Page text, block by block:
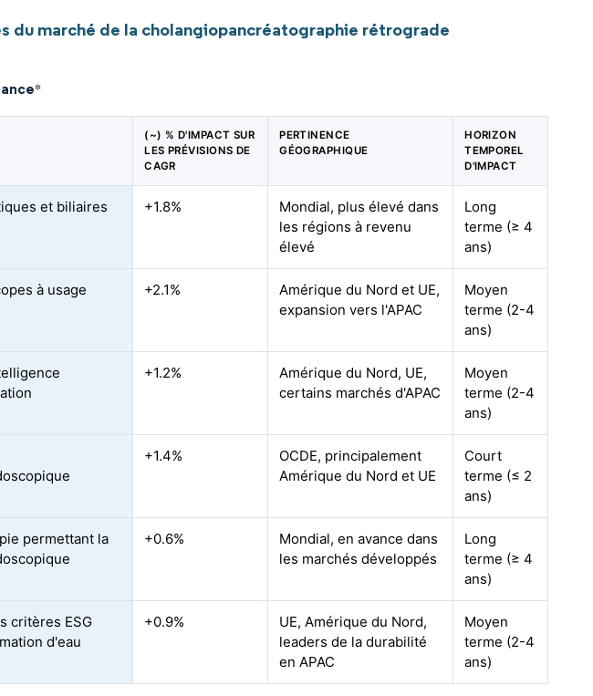
du marché de la cholangiopancréatographie rétrograde
*
(~) % D'IMPACT SUR
LES PRÉVISIONS DE
CAGR
PERTINENCE
GÉOGRAPHIQUE
HORIZON
TEMPOREL
D'IMPACT
et biliaires +1.8%
Mondial, plus élevé dans
les régions à revenu
élevé
Long
terme (≥ 4
ans)
à usage
+2.1%
Amérique du Nord et UE,
expansion vers l'APAC
Moyen
terme (2-4
ans)
+1.2%
Amérique du Nord, UE,
certains marchés d'APAC
Moyen
terme (2-4
ans)
+1.4%
OCDE, principalement
Amérique du Nord et UE
Court
terme (≤ 2
ans)
permettant la
+0.6%
Mondial, en avance dans
les marchés développés
Long
terme (≥ 4
ans)
critères ESG
d'eau
+0.9%
UE, Amérique du Nord,
leaders de la durabilité
en APAC
Moyen
terme (2-4
ans)